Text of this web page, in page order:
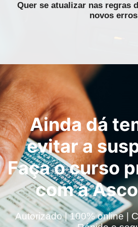
Quer se atualizar nas regras
novos erros
Ainda dá
evitar a
Faça o curso
com a
Autorizado | 100% online |